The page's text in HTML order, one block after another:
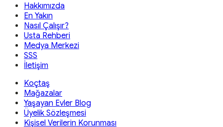
Hakkımızda
En Yakın
Nasıl Çalışır?
Usta Rehberi
Medya Merkezi
SSS
İletişim
Koçtaş
Mağazalar
Yaşayan Evler Blog
Üyelik Sözleşmesi
Kişisel Verilerin Korunması